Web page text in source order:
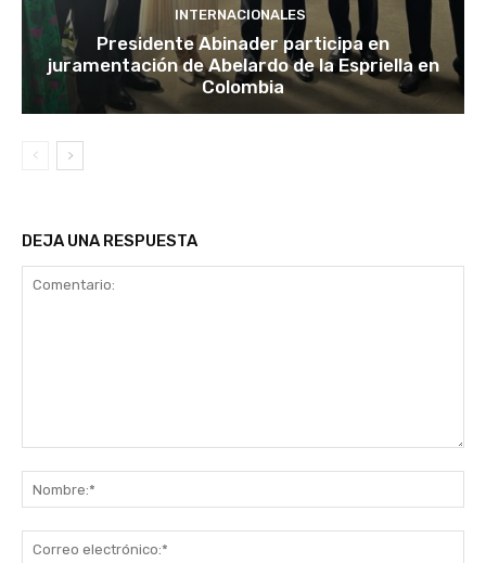
INTERNACIONALES
Presidente Abinader participa en
juramentación de Abelardo de la Espriella en
Colombia
DEJA UNA RESPUESTA